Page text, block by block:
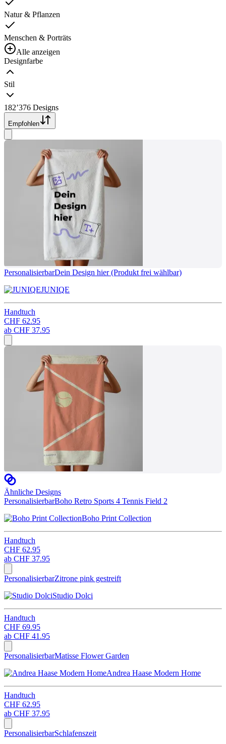
Natur & Pflanzen
Menschen & Porträts
Alle anzeigen
Designfarbe
Stil
182’376 Designs
Empfohlen
PersonalisierbarDein Design hier (Produkt frei wählbar)
JUNIQE
Handtuch
CHF 62.95
ab CHF 37.95
Ähnliche Designs
PersonalisierbarBoho Retro Sports 4 Tennis Field 2
Boho Print Collection
Handtuch
CHF 62.95
ab CHF 37.95
PersonalisierbarZitrone pink gestreift
Studio Dolci
Handtuch
CHF 69.95
ab CHF 41.95
PersonalisierbarMatisse Flower Garden
Andrea Haase Modern Home
Handtuch
CHF 62.95
ab CHF 37.95
PersonalisierbarSchlafenszeit